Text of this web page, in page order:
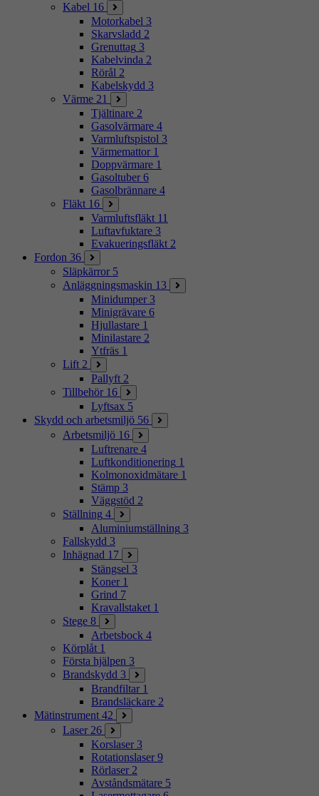
Kabel 16
Motorkabel 3
Skarvsladd 2
Grenuttag 3
Kabelvinda 2
Rörål 2
Kabelskydd 3
Värme 21
Tjältinare 2
Gasolvärmare 4
Varmluftspistol 3
Värmemattor 1
Doppvärmare 1
Gasoltuber 6
Gasolbrännare 4
Fläkt 16
Varmluftsfläkt 11
Luftavfuktare 3
Evakueringsfläkt 2
Fordon 36
Släpkärror 5
Anläggningsmaskin 13
Minidumper 3
Minigrävare 6
Hjullastare 1
Minilastare 2
Ytfräs 1
Lift 2
Pallyft 2
Tillbehör 16
Lyftsax 5
Skydd och arbetsmiljö 56
Arbetsmiljö 16
Luftrenare 4
Luftkonditionering 1
Kolmonoxidmätare 1
Stämp 3
Väggstöd 2
Ställning 4
Aluminiumställning 3
Fallskydd 3
Inhägnad 17
Stängsel 3
Koner 1
Grind 7
Kravallstaket 1
Stege 8
Arbetsbock 4
Körplåt 1
Första hjälpen 3
Brandskydd 3
Brandfiltar 1
Brandsläckare 2
Mätinstrument 42
Laser 26
Korslaser 3
Rotationslaser 9
Rörlaser 2
Avståndsmätare 5